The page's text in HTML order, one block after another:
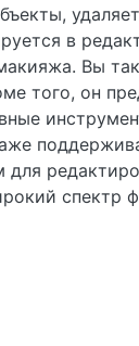
в
Вы
того, он
спектр